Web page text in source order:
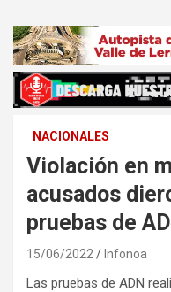
NACIONALES
Violación en
acusados
pruebas de
15/06/2022 Infonoa
Las pruebas de ADN